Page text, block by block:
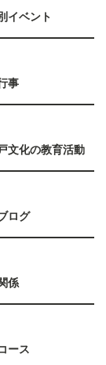
イベント
事
文化の教育活動
ログ
係
ース